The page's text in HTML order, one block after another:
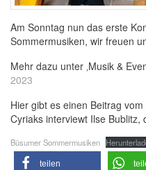
Am Sonntag nun das erste
Sommermusiken, wir freuen
Mehr dazu unter ‚Musik &
2023
Hier gibt es einen Beitrag
Cyriaks interviewt Ilse
Büsumer Sommermusiken
teilen